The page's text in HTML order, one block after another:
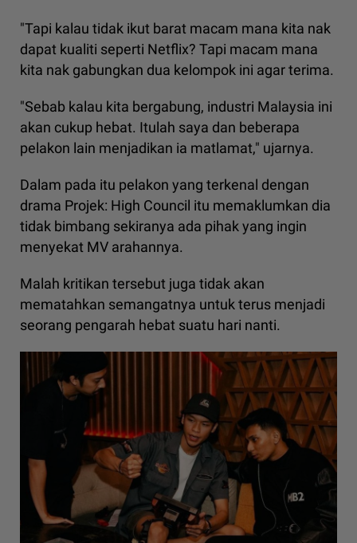
"Tapi kalau tidak ikut barat macam mana kita nak
dapat kualiti seperti Netflix? Tapi macam mana
kita nak gabungkan dua kelompok ini agar terima.
"Sebab kalau kita bergabung, industri Malaysia ini
akan cukup hebat. Itulah saya dan beberapa
pelakon lain menjadikan ia matlamat," ujarnya.
Dalam pada itu pelakon yang terkenal dengan
drama Projek: High Council itu memaklumkan dia
tidak bimbang sekiranya ada pihak yang ingin
menyekat MV arahannya.
Malah kritikan tersebut juga tidak akan
mematahkan semangatnya untuk terus menjadi
seorang pengarah hebat suatu hari nanti.